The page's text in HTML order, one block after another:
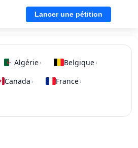
Lancer une pétition
Algérie› Belgique›
Canada › France›